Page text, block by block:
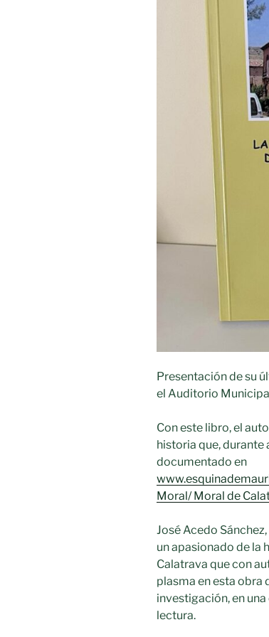
Presentación de su
el Auditorio
Con este libro, el
historia que, durante
documentado en
Moral/ Moral de
José Acedo
un apasionado de la
Calatrava que con
plasma en esta obra
investigación, en
lectura.